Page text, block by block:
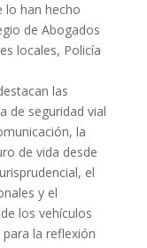
lo han hecho
de Abogados
locales, Policía
las
de seguridad vial
la
de vida desde
el
y el
los vehículos
la reflexión